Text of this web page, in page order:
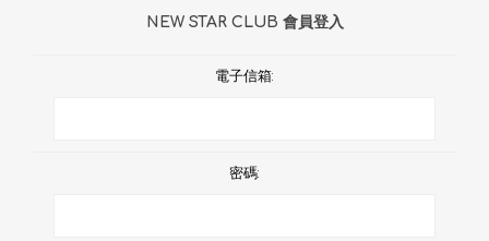
NEW STAR CLUB 會員登入
電子信箱:
密碼: